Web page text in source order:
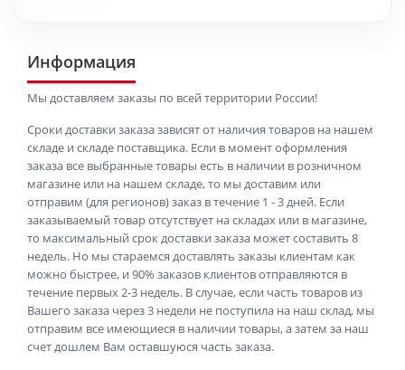
Информация
Мы доставляем заказы по всей территории России!
Сроки доставки заказа зависят от наличия товаров на нашем
складе и складе поставщика. Если в момент оформления
заказа все выбранные товары есть в наличии в розничном
магазине или на нашем складе, то мы доставим или
отправим (для регионов) заказ в течение 1 - 3 дней. Если
заказываемый товар отсутствует на складах или в магазине,
то максимальный срок доставки заказа может составить 8
недель. Но мы стараемся доставлять заказы клиентам как
можно быстрее, и 90% заказов клиентов отправляются в
течение первых 2-3 недель. В случае, если часть товаров из
Вашего заказа через 3 недели не поступила на наш склад, мы
отправим все имеющиеся в наличии товары, а затем за наш
счет дошлем Вам оставшуюся часть заказа.